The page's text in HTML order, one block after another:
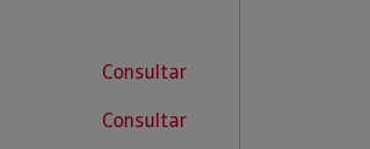
Consultar
Consultar